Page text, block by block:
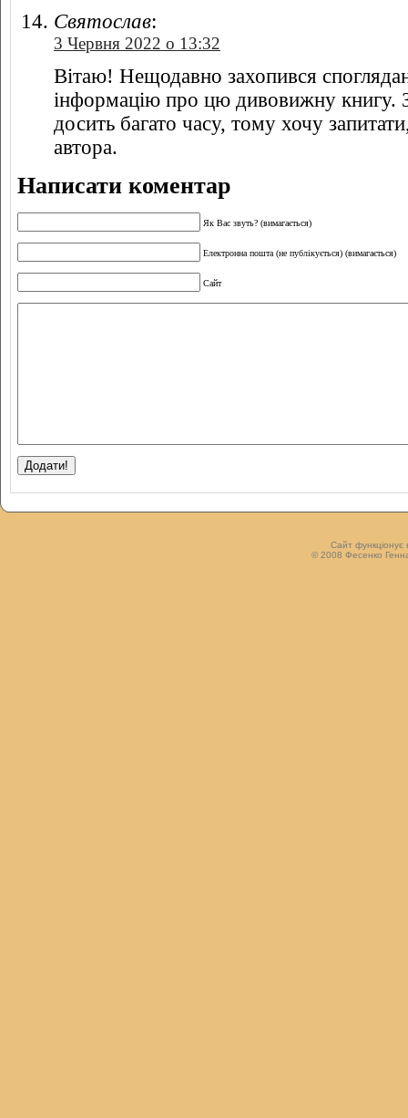
Святослав:
3 Червня 2022 о 13:32
Вітаю! Нещодавно захопився
інформацію про цю дивовижну
досить багато часу, тому хочу
автора.
Написати коментар
Як Вас звуть? (вимагається)
Електронна пошта (не публікується) (вимагається)
Сайт
Сайт функціонує
© 2008 Фесенко